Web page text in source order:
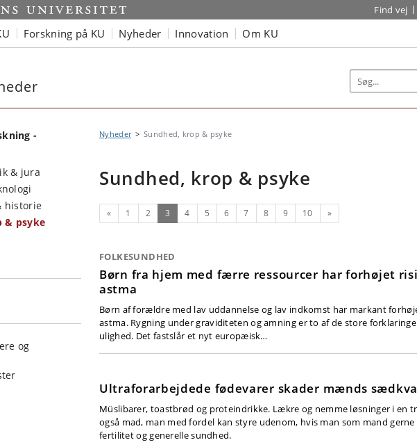
Find vej
Forskning på KU Nyheder Innovation Om KU
-
& jura
historie
& psyke
og
Nyheder Sundhed, krop & psyke
Sundhed, krop & psyke
Forrige
« 1 2 3 (nuværende)
4 5 6 7 8 9 10 Næste
»
FOLKESUNDHED
Børn fra hjem med færre ressourcer har forhøjet
astma
Børn af forældre med lav uddannelse og lav indkomst har markant
astma. Rygning under graviditeten og amning er to af de store
ulighed. Det fastslår et nyt europæisk…
Ultraforarbejdede fødevarer skader mænds
Müslibarer, toastbrød og proteindrikke. Lækre og nemme løsninger i en
også mad, man med fordel kan styre udenom, hvis man som mand
fertilitet og generelle sundhed.